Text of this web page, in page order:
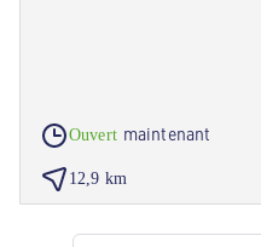
Ouvert maintenant
12,9 km